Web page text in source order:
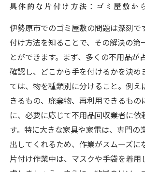
具体的な片付け方法：ゴミ屋敷か
伊勢原市でのゴミ屋敷の問題は深刻で
付け方法を知ることで、その解決の第
とができます。まず、多くの不用品が
確認し、どこから手を付けるかを決め
ては、物を種類別に分けること。例え
きるもの、廃棄物、再利用できるもの
に、必要に応じて不用品回収業者に依
す。特に大きな家具や家電は、専門の
出してくれるため、作業がスムーズに
片付け作業中は、マスクや手袋を着用